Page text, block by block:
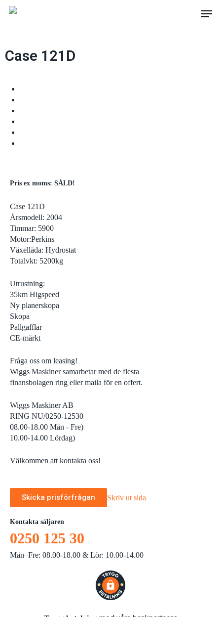
Skip
Case 121D
Pris ex moms: SÅLD!
Case 121D
Årsmodell: 2004
Timmar: 5900
Motor:Perkins
Växellåda: Hydrostat
Totalvkt: 5200kg
Utrustning:
35km Higspeed
Ny planerskopa
Skopa
Pallgafflar
CE-märkt
Fråga oss om leasing!
Wiggs Maskiner samarbetar med de flesta
finansbolagen ring eller maila för en offert.
Wiggs Maskiner AB
RING NU/0250-12530
08.00-18.00 Mån - Fre)
10.00-14.00 Lördag)
Välkommen att kontakta oss!
Skicka prisförfrågan Skriv ut sida
Kontakta säljaren
0250 125 30
Mån–Fre: 08.00-18.00 & Lör: 10.00-14.00